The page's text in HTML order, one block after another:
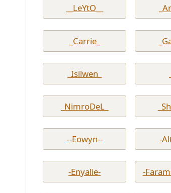
__LeYtO__
_Carrie_
_Isilwen_
_NimroDeL_
--Eowyn-- -
-Enyalie- -